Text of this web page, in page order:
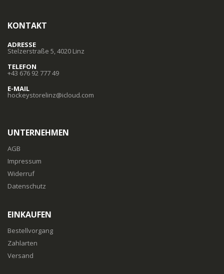
KONTAKT
ADRESSE
Stelzerstraße 5, 4020 Linz
TELEFON
+43 676 92 777 49
E-MAIL
hockeystorelinz@icloud.com
UNTERNEHMEN
AGB
Impressum
Widerruf
Datenschutz
EINKAUFEN
Bestellvorgang
Zahlarten
Versand